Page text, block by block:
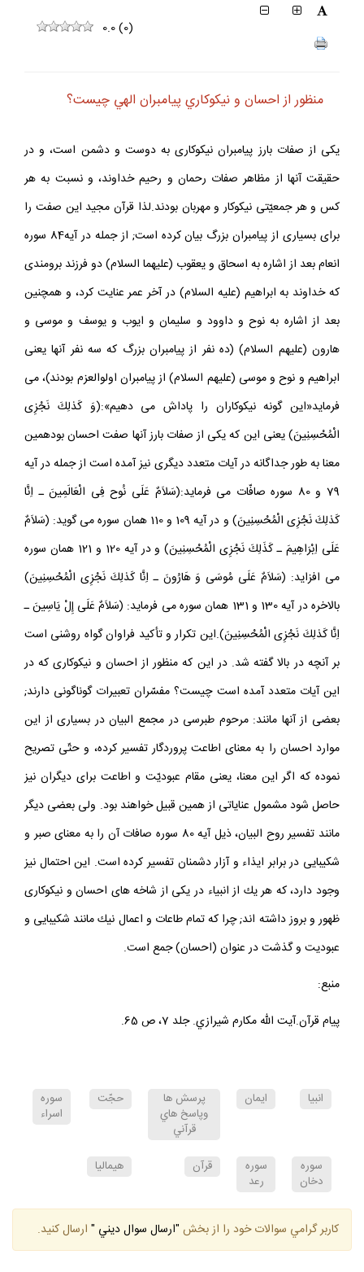
0.0(0)
منظور از احسان و نيكوكاري پيامبران الهي چيست؟
يكى از صفات بارز پيامبران نيكوكارى به دوست و دشمن است، و در
حقيقت آنها از مظاهر صفات رحمان و رحيم خداوند، و نسبت به هر
كس و هر جمعيّتى نيكوكار و مهربان بودند.لذا قرآن مجيد اين صفت را
براى بسيارى از پيامبران بزرگ بيان كرده است; از جمله در آيه84 سوره
انعام بعد از اشاره به اسحاق و يعقوب (عليهما السلام) دو فرزند برومندى
كه خداوند به ابراهيم (عليه السلام) در آخر عمر عنايت كرد، و همچنين
بعد از اشاره به نوح و داوود و سليمان و ايوب و يوسف و موسى و
هارون (عليهم السلام) (ده نفر از پيامبران بزرگ كه سه نفر آنها يعنى
ابراهيم و نوح و موسى (عليهم السلام) از پيامبران اولوالعزم بودند)، مى
فرمايد«اين گونه نيكوكاران را پاداش مى دهيم»:(وَ كَذلِكَ نَجْزِى
الْمُحْسِنِينَ) يعنى اين كه يكى از صفات بارز آنها صفت احسان بودهمين
معنا به طور جداگانه در آيات متعدد ديگرى نيز آمده است از جمله در آيه
79 و 80 سوره صافّات مى فرمايد:(سَلاَمٌ عَلَى نُوح فِى الْعَالَمِينَ ـ اِنَّا
كَذلِكَ نَجْزِى الْمُحْسِنِينَ) و در آيه 109 و 110 همان سوره مى گويد: (سَلاَمٌ
عَلَى اِبْرَاهِيمَ ـ كَذَلِكَ نَجْزِى الْمُحْسِنِينَ) و در آيه 120 و 121 همان سوره
مى افزايد: (سَلاَمٌ عَلَى مُوسَى وَ هَارُونَ ـ اِنَّا كَذلِكَ نَجْزِى الْمُحْسِنِينَ)
بالاخره در آيه 130 و 131 همان سوره مى فرمايد: (سَلاَمٌ عَلَى إِلْ يَاسِينَ ـ
اِنَّا كَذلِكَ نَجْزِى الْمُحْسِنِينَ).اين تكرار و تأكيد فراوان گواه روشنى است
بر آنچه در بالا گفته شد. در اين كه منظور از احسان و نيكوكارى كه در
اين آيات متعدد آمده است چيست؟ مفسّران تعبيرات گوناگونى دارند;
بعضى از آنها مانند: مرحوم طبرسى در مجمع البيان در بسيارى از اين
موارد احسان را به معناى اطاعت پروردگار تفسير كرده، و حتّى تصريح
نموده كه اگر اين معنا، يعنى مقام عبوديّت و اطاعت براى ديگران نيز
حاصل شود مشمول عناياتى از همين قبيل خواهند بود. ولى بعضى ديگر
مانند تفسير روح البيان، ذيل آيه 80 سوره صافات آن را به معناى صبر و
شكيبايى در برابر ايذاء و آزار دشمنان تفسير كرده است. اين احتمال نيز
وجود دارد، كه هر يك از انبياء در يكى از شاخه هاى احسان و نيكوكارى
ظهور و بروز داشته اند; چرا كه تمام طاعات و اعمال نيك مانند شكيبايى و
عبوديت و گذشت در عنوان (احسان) جمع است.
منبع:
پيام قرآن.آيت الله مكارم شيرازي. جلد 7، ص 65.
انبيا ايمان
پرسش ها
وپاسخ هاي
قرآني
حجّت
سوره
اسراء
سوره
دخان
سوره
رعد
قرآن هيماليا
كاربر گرامي سوالات خود را از بخش "ارسال سوال ديني " ارسال كنيد.